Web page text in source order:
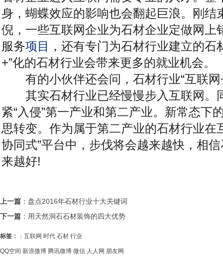
身，蝴蝶效应的影响也会翻起巨浪。刚结
倪，一些互联网企业为石材企业定做网上
服务项目
，还有专门为石材行业建立的石
+”化的石材行业会带来更多的就业机会。
有的小伙伴还会问，石材行业“互联网
其实石材行业已经慢慢步入互联网。
紧“入侵”第一产业和第二产业。新常态下
思转变。作为属于第二产业的石材行业在
协同式”平台中，步伐将会越来越快，相
来越好!
上一篇 ： 盘点2016年石材行业十大关键词
下一篇 ： 用天然洞石石材装饰的四大优势
标签： ： 互联网 时代 石材 行业
QQ空间 新浪微博 腾讯微博 微信 人人网 朋友网